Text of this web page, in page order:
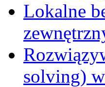
Lokalne
solving)